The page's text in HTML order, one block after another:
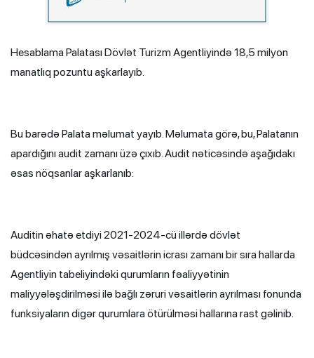
Hesablama Palatası Dövlət Turizm Agentliyində 18,5 milyon
manatlıq pozuntu aşkarlayıb.
Bu barədə Palata məlumat yayıb. Məlumata görə, bu, Palatanın
apardığını audit zamanı üzə çıxıb. Audit nəticəsində aşağıdakı
əsas nöqsanlar aşkarlanıb:
Auditin əhatə etdiyi 2021-2024-cü illərdə dövlət
büdcəsindən ayrılmış vəsaitlərin icrası zamanı bir sıra hallarda
Agentliyin tabeliyindəki qurumların fəaliyyətinin
maliyyələşdirilməsi ilə bağlı zəruri vəsaitlərin ayrılması fonunda
funksiyaların digər qurumlara ötürülməsi hallarına rast gəlinib.